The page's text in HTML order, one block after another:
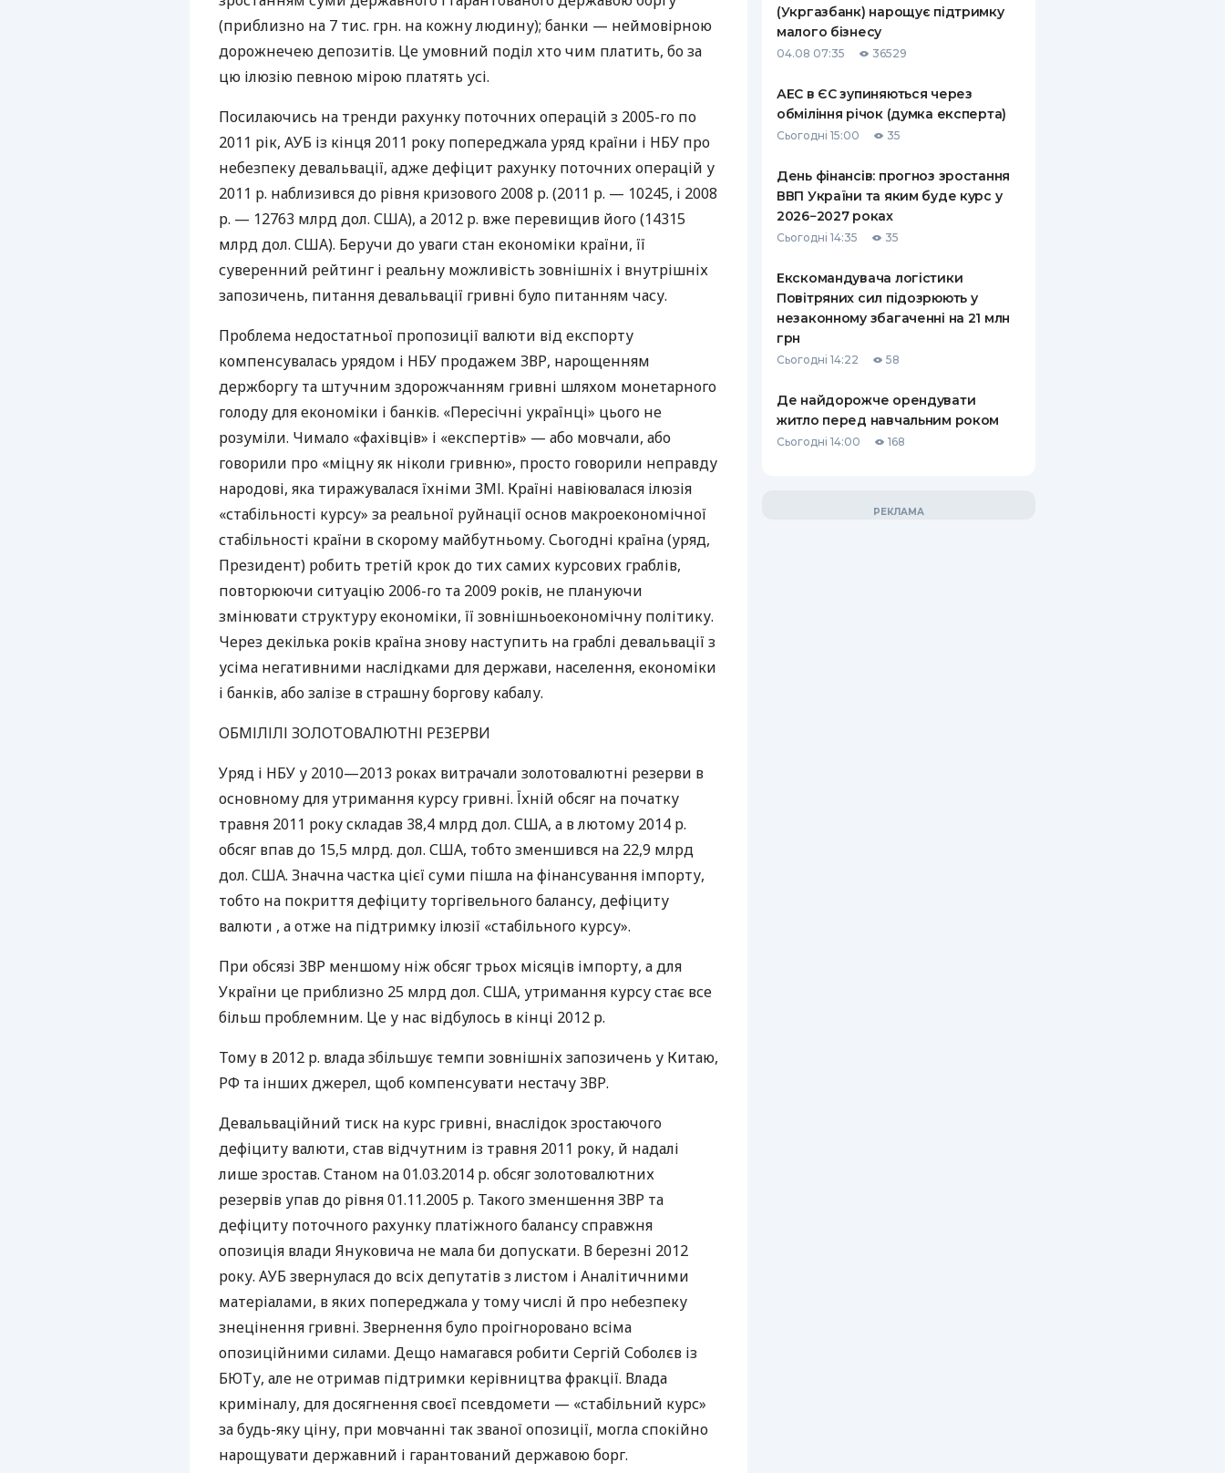
РЕЙТИНГ ДЕБЕТОВИХ
КАРТОК
ПУТІВНИКИ ПО
БАНКІВСЬКИХ КАРТКАХ
ПУТІВНИКИ ПО
СТРАХОВІ КОМПАНІЇ
КОМПАНІЇ
ДОСТАВКА І ОПЛАТА
КОНТАКТИ
(приблизно на 7 тис. грн. на кожну людину); банки — неймовірною
дорожнечею депозитів. Це умовний поділ хто чим платить, бо за
цю ілюзію певною мірою платять усі.
Посилаючись на тренди рахунку поточних операцій з 2005-го по
2011 рік, АУБ із кінця 2011 року попереджала уряд країни і НБУ про
небезпеку девальвації, адже дефіцит рахунку поточних операцій у
2011 р. наблизився до рівня кризового 2008 р. (2011 р. — 10245, і 2008
р. — 12763 млрд дол. США), а 2012 р. вже перевищив його (14315
млрд дол. США). Беручи до уваги стан економіки країни, її
суверенний рейтинг і реальну можливість зовнішніх і внутрішніх
запозичень, питання девальвації гривні було питанням часу.
Проблема недостатньої пропозиції валюти від експорту
компенсувалась урядом і НБУ продажем ЗВР, нарощенням
держборгу та штучним здорожчанням гривні шляхом монетарного
голоду для економіки і банків. «Пересічні українці» цього не
розуміли. Чимало «фахівців» і «експертів» — або мовчали, або
говорили про «міцну як ніколи гривню», просто говорили неправду
народові, яка тиражувалася їхніми ЗМІ. Країні навіювалася ілюзія
«стабільності курсу» за реальної руйнації основ макроекономічної
стабільності країни в скорому майбутньому. Сьогодні країна (уряд,
Президент) робить третій крок до тих самих курсових граблів,
повторюючи ситуацію 2006-го та 2009 років, не плануючи
змінювати структуру економіки, її зовнішньоекономічну політику.
Через декілька років країна знову наступить на граблі девальвації з
усіма негативними наслідками для держави, населення, економіки
і банків, або залізе в страшну боргову кабалу.
ОБМІЛІЛІ ЗОЛОТОВАЛЮТНІ РЕЗЕРВИ
Уряд і НБУ у 2010—2013 роках витрачали золотовалютні резерви в
основному для утримання курсу гривні. Їхній обсяг на початку
травня 2011 року складав 38,4 млрд дол. США, а в лютому 2014 р.
обсяг впав до 15,5 млрд. дол. США, тобто зменшився на 22,9 млрд
дол. США. Значна частка цієї суми пішла на фінансування імпорту,
тобто на покриття дефіциту торгівельного балансу, дефіциту
валюти , а отже на підтримку ілюзії «стабільного курсу».
При обсязі ЗВР меншому ніж обсяг трьох місяців імпорту, а для
України це приблизно 25 млрд дол. США, утримання курсу стає все
більш проблемним. Це у нас відбулось в кінці 2012 р.
Тому в 2012 р. влада збільшує темпи зовнішніх запозичень у Китаю,
РФ та інших джерел, щоб компенсувати нестачуЗВР.
Девальваційний тиск на курс гривні, внаслідок зростаючого
дефіциту валюти, став відчутним із травня 2011 року, й надалі
лише зростав. Станом на 01.03.2014 р. обсяг золотовалютних
резервів упав до рівня 01.11.2005 р. Такого зменшенняЗВР та
дефіциту поточного рахунку платіжного балансу справжня
опозиція влади Януковича не мала би допускати. В березні 2012
року. АУБзвернулася до всіх депутатів з листом і Аналітичними
матеріалами, в яких попереджала у тому числі й про небезпеку
знецінення гривні. Звернення було проігноровано всіма
опозиційними силами. Дещо намагався робити Сергій Соболєв із
БЮТу, але не отримав підтримки керівництва фракції. Влада
криміналу, для досягнення своєї псевдомети — «стабільний курс»
за будь-яку ціну, при мовчанні так званої опозиції, могла спокійно
нарощувати державний і гарантований державою борг.
(Укргазбанк) нарощує підтримку
малого бізнесу
04.08 07:35 36529
АЕС в ЄС зупиняються через
обміління річок (думка експерта)
Сьогодні 15:00 35
День фінансів: прогноз зростання
ВВП України та яким буде курс у
2026−2027 роках
Сьогодні 14:35 35
Екскомандувача логістики
Повітряних сил підозрюють у
незаконному збагаченні на 21 млн
грн
Сьогодні 14:22 58
Де найдорожче орендувати
житло перед навчальним роком
Сьогодні 14:00 168